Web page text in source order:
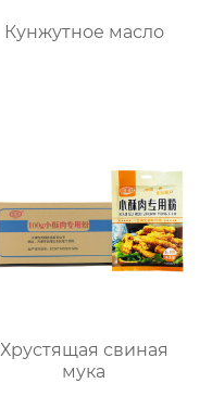
Кунжутное масло
Хрустящая свиная
мука